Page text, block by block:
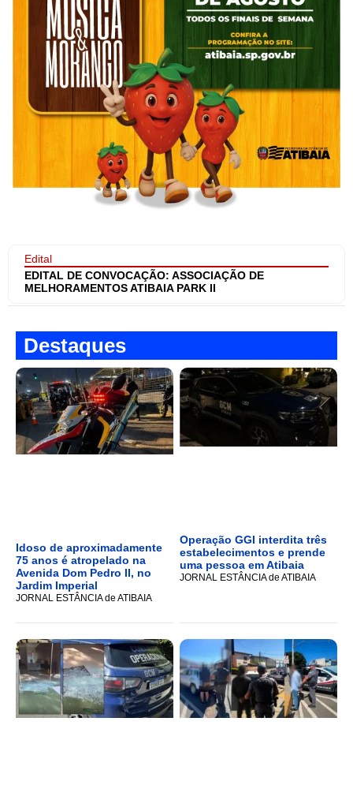
Edital
EDITAL DE CONVOCAÇÃO: ASSOCIAÇÃO DE
MELHORAMENTOS ATIBAIA PARK II
Destaques
Idoso de aproximadamente
75 anos é atropelado na
Avenida Dom Pedro II, no
Jardim Imperial
JORNAL ESTÂNCIA de ATIBAIA
Operação GGI interdita três
estabelecimentos e prende
uma pessoa em Atibaia
JORNAL ESTÂNCIA de ATIBAIA